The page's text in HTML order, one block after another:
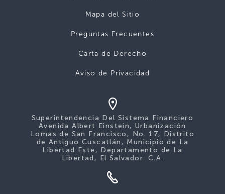
Mapa del Sitio
Preguntas Frecuentes
Carta de Derecho
Aviso de Privacidad
Superintendencia Del Sistema Financiero
Avenida Albert Einstein, Urbanización
Lomas de San Francisco, No. 17, Distrito
de Antiguo Cuscatlán, Municipio de La
Libertad Este, Departamento de La
Libertad, El Salvador. C.A.